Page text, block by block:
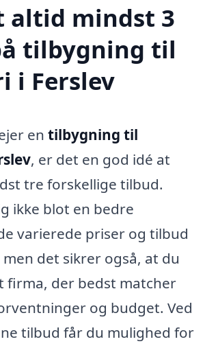
altid mindst 3
tilbygning til
i Ferslev
en tilbygning til
, er det en god idé at
tre forskellige tilbud.
ikke blot en bedre
varierede priser og tilbud
det sikrer også, at du
firma, der bedst matcher
og budget. Ved
tilbud får du mulighed for